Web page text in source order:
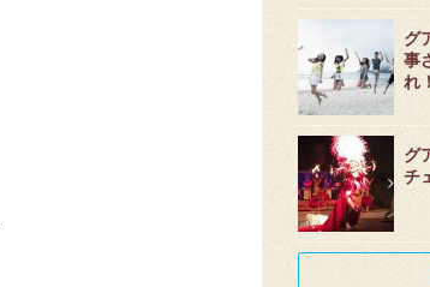
グ
事
れ！
グ
チ